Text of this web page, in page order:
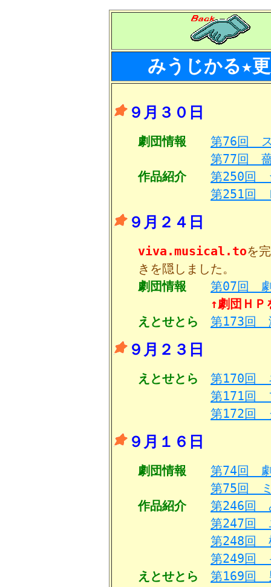
みうじかる★
９月３０日
劇団情報 第76回
第77回
作品紹介 第250回
第251回
９月２４日
viva.musical.toを
きを隠しました。
劇団情報 第07回
↑劇団ＨＰ
えとせとら 第173回
９月２３日
えとせとら 第170回
第171回
第172回
９月１６日
劇団情報 第74回
第75回 ミ
作品紹介 第246回
第247回
第248回
第249回
えとせとら 第169回